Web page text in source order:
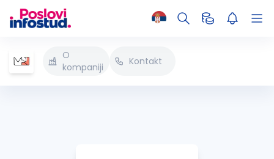
O
kompaniji
Kontakt